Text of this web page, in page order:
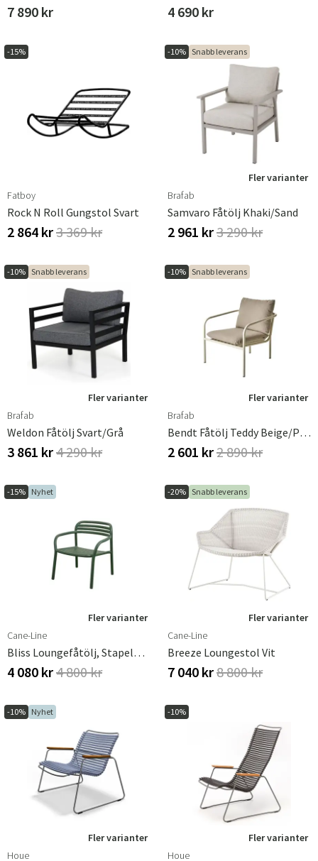
Sverige
Danmark
Norge
Suomi
7 890 kr 4 690 kr
-15%
Fatboy
Rock N Roll Gungstol Svart
2 864 kr3 369 kr
-10% Snabb leverans
Fler varianter
Brafab
Samvaro Fåtölj Khaki/sand
2 961 kr3 290 kr
-10% Snabb leverans
Fler varianter
Brafab
Weldon Fåtölj Svart/grå
3 861 kr4 290 kr
-10% Snabb leverans
Fler varianter
Brafab
Bendt Fåtölj Teddy Beige/Pearl White
2 601 kr2 890 kr
-15% Nyhet
Fler varianter
Cane-Line
Bliss Loungefåtölj, Stapelbar Dark Green, Aluminium
4 080 kr4 800 kr
-20% Snabb leverans
Fler varianter
Cane-Line
Breeze Loungestol Vit
7 040 kr8 800 kr
-10% Nyhet
Fler varianter
Houe
-10%
Fler varianter
Houe